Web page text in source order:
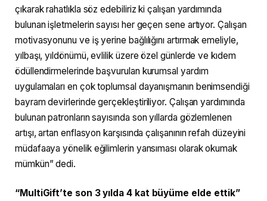
çıkarak rahatlıkla söz edebiliriz ki çalışan yardımında
bulunan işletmelerin sayısı her geçen sene artıyor. Çalışan
motivasyonunu ve iş yerine bağlılığını artırmak emeliyle,
yılbaşı, yıldönümü, evlilik üzere özel günlerde ve kıdem
ödüllendirmelerinde başvurulan kurumsal yardım
uygulamaları en çok toplumsal dayanışmanın benimsendiği
bayram devirlerinde gerçekleştiriliyor. Çalışan yardımında
bulunan patronların sayısında son yıllarda gözlemlenen
artışı, artan enflasyon karşısında çalışanının refah düzeyini
müdafaaya yönelik eğilimlerin yansıması olarak okumak
mümkün” dedi.
“MultiGift’te son 3 yılda 4 kat büyüme elde ettik”